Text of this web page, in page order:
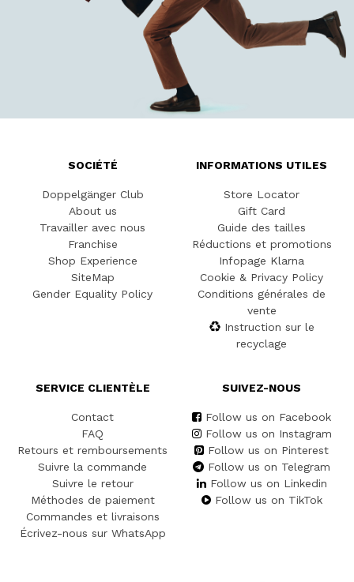
SOCIÉTÉ
Doppelgänger Club
About us
Travailler avec nous
Franchise
Shop Experience
SiteMap
Gender Equality Policy
INFORMATIONS UTILES
Store Locator
Gift Card
Guide des tailles
Réductions et promotions
Infopage Klarna
Cookie & Privacy Policy
Conditions générales de
vente
Instruction sur le
recyclage
SERVICE CLIENTÈLE
Contact
FAQ
Retours et remboursements
Suivre la commande
Suivre le retour
Méthodes de paiement
Commandes et livraisons
Écrivez-nous sur WhatsApp
SUIVEZ-NOUS
Follow us on Facebook
Follow us on Instagram
Follow us on Pinterest
Follow us on Telegram
Follow us on Linkedin
Follow us on TikTok